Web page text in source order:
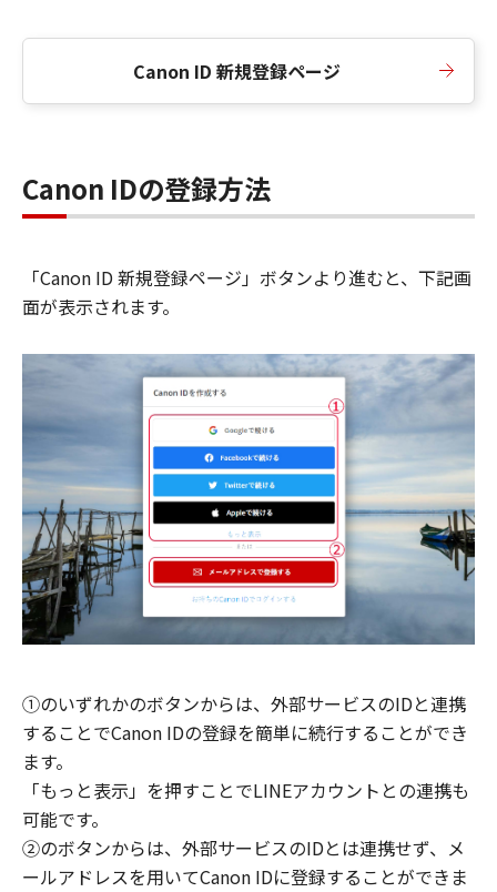
Canon ID 新規登録ページ
Canon IDの登録方法
「Canon ID 新規登録ページ」ボタンより進むと、下記画
面が表示されます。
①のいずれかのボタンからは、外部サービスのIDと連携
することでCanon IDの登録を簡単に続行することができ
ます。
「もっと表示」を押すことでLINEアカウントとの連携も
可能です。
②のボタンからは、外部サービスのIDとは連携せず、メ
ールアドレスを用いてCanon IDに登録することができま